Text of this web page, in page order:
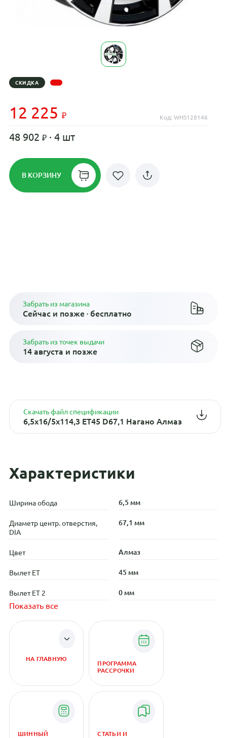
СКИДКА
12 225 Код: WHS128146
48 902 · 4 шт
В КОРЗИНУ
Забрать из магазина
Сейчас и позже · бесплатно
Забрать из точек выдачи
14 августа и позже
Скачать файл спецификации
6,5x16/5x114,3 ET45 D67,1 Нагано Алмаз
Характеристики
Ширина обода 6,5 мм
Диаметр центр. отверстия,
DIA
67,1 мм
Цвет Алмаз
Вылет ET 45 мм
Вылет ET 2 0 мм
Показать все
НА ГЛАВНУЮ
ПРОГРАММА
РАССРОЧКИ
ШИННЫЙ
СТАТЬИ И